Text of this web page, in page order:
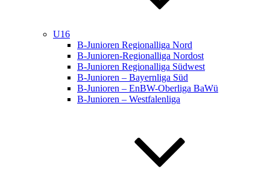
U16
B-Junioren Regionalliga Nord
B-Junioren-Regionalliga Nordost
B-Junioren Regionalliga Südwest
B-Junioren – Bayernliga Süd
B-Junioren – EnBW-Oberliga BaWü
B-Junioren – Westfalenliga